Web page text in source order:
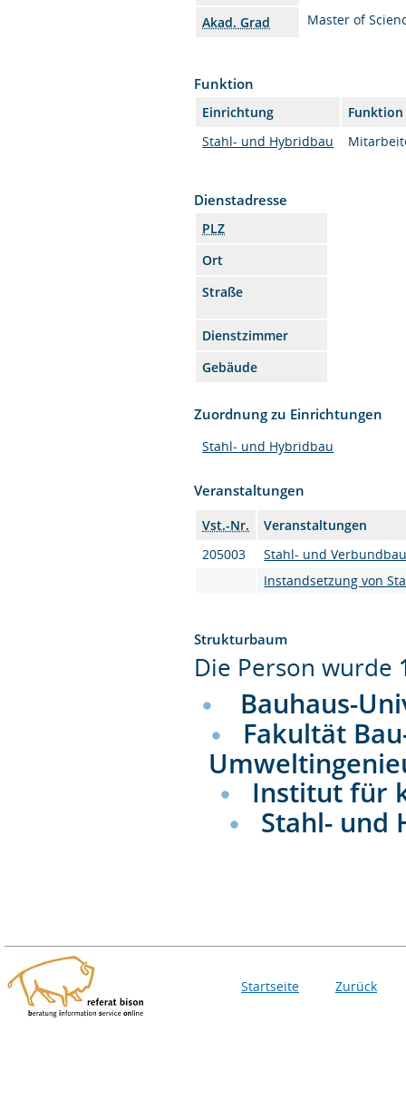
Akad. Grad
Master of
Funktion
Einrichtung
Funktion
Stahl- und Hybridbau
Dienstadresse
PLZ
Ort
Straße
Dienstzimmer
Gebäude
Zuordnung zu Einrichtungen
Stahl- und Hybridbau
Veranstaltungen
Vst.-Nr.
Veranstaltungen
205003
Stahl- und
Instandsetzung von
Strukturbaum
Die Person wurde
Bauhaus-
Fakultät
Institut für
Stahl- und
Startseite Zurück